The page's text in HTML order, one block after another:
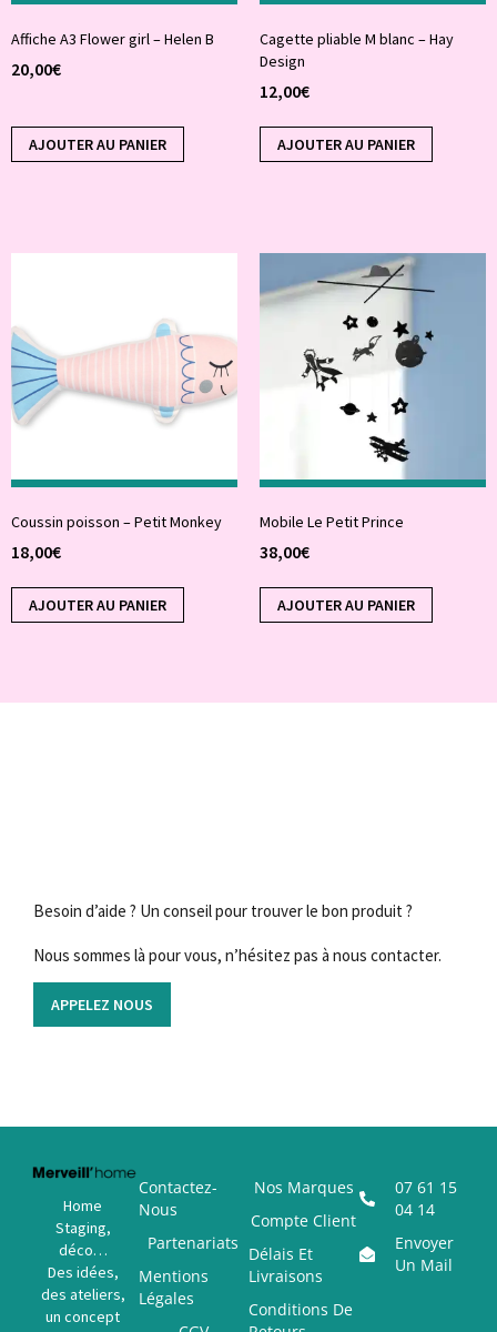
Affiche A3 Flower girl – Helen B
20,00€
AJOUTER AU PANIER
Cagette pliable M blanc – Hay
Design
12,00€
AJOUTER AU PANIER
Coussin poisson – Petit Monkey
18,00€
AJOUTER AU PANIER
Mobile Le Petit Prince
38,00€
AJOUTER AU PANIER
Besoin d’aide ? Un conseil pour trouver le bon produit ?
Nous sommes là pour vous, n’hésitez pas à nous contacter.
APPELEZ NOUS
Home
Staging,
déco…
Des idées,
des ateliers,
un concept
Contactez-
Nous
Partenariats
Mentions
Légales
Nos Marques
Compte Client
Délais Et
Livraisons
Conditions De
07 61 15
04 14
Envoyer
Un Mail